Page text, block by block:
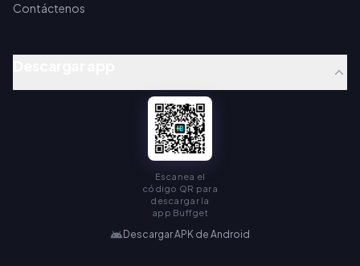
Contáctenos
Escanea el
código QR para
descargar la
app Buffget
Descargar APK de Android